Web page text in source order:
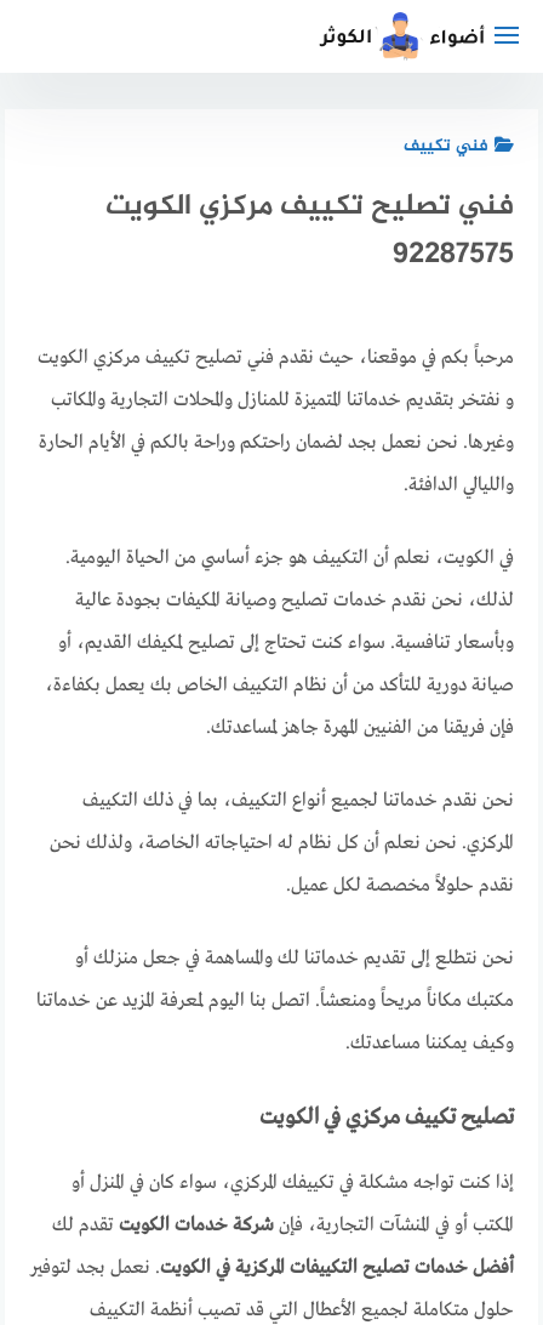
فني تكييف
فني تصليح تكييف مركزي الكويت
92287575
مرحباً بكم في موقعنا، حيث نقدم فني تصليح تكييف مركزي الكويت
و نفتخر بتقديم خدماتنا المتميزة للمنازل والمحلات التجارية والمكاتب
وغيرها. نحن نعمل بجد لضمان راحتكم وراحة بالكم في الأيام الحارة
والليالي الدافئة.
في الكويت، نعلم أن التكييف هو جزء أساسي من الحياة اليومية.
لذلك، نحن نقدم خدمات تصليح وصيانة المكيفات بجودة عالية
وبأسعار تنافسية. سواء كنت تحتاج إلى تصليح لمكيفك القديم، أو
صيانة دورية للتأكد من أن نظام التكييف الخاص بك يعمل بكفاءة،
فإن فريقنا من الفنيين المهرة جاهز لمساعدتك.
نحن نقدم خدماتنا لجميع أنواع التكييف، بما في ذلك التكييف
المركزي. نحن نعلم أن كل نظام له احتياجاته الخاصة، ولذلك نحن
نقدم حلولاً مخصصة لكل عميل.
نحن نتطلع إلى تقديم خدماتنا لك والمساهمة في جعل منزلك أو
مكتبك مكاناً مريحاً ومنعشاً. اتصل بنا اليوم لمعرفة المزيد عن خدماتنا
وكيف يمكننا مساعدتك.
تصليح تكييف مركزي في الكويت
إذا كنت تواجه مشكلة في تكييفك المركزي، سواء كان في المنزل أو
المكتب أو في المنشآت التجارية، فإنشركة خدمات الكويت تقدم لك
أفضل خدمات تصليح التكييفات المركزية في الكويت. نعمل بجد لتوفير
حلول متكاملة لجميع الأعطال التي قد تصيب أنظمة التكييف